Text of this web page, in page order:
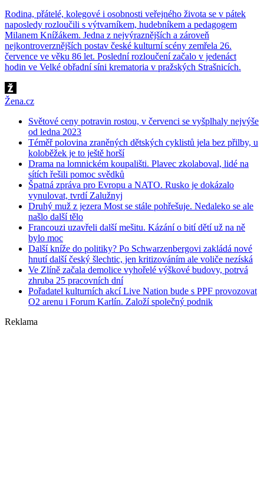
Rodina, přátelé, kolegové i osobnosti veřejného života se v pátek
naposledy rozloučili s výtvarníkem, hudebníkem a pedagogem
Milanem Knížákem. Jedna z nejvýraznějších a zároveň
nejkontroverznějších postav české kulturní scény zemřela 26.
července ve věku 86 let. Poslední rozloučení začalo v jedenáct
hodin ve Velké obřadní síni krematoria v pražských Strašnicích.
Žena.cz
Světové ceny potravin rostou, v červenci se vyšplhaly nejvýše
od ledna 2023
Téměř polovina zraněných dětských cyklistů jela bez přilby, u
koloběžek je to ještě horší
Drama na lomnickém koupališti. Plavec zkolaboval, lidé na
sítích řešili pomoc svědků
Špatná zpráva pro Evropu a NATO. Rusko je dokázalo
vynulovat, tvrdí Zalužnyj
Druhý muž z jezera Most se stále pohřešuje. Nedaleko se ale
našlo další tělo
Francouzi uzavřeli další mešitu. Kázání o bití dětí už na ně
bylo moc
Další kníže do politiky? Po Schwarzenbergovi zakládá nové
hnutí další český šlechtic, jen kritizováním ale voliče nezíská
Ve Zlíně začala demolice vyhořelé výškové budovy, potrvá
zhruba 25 pracovních dní
Pořadatel kulturních akcí Live Nation bude s PPF provozovat
O2 arenu i Forum Karlín. Založí společný podnik
Reklama